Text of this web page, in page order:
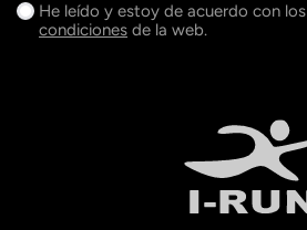
He leído y estoy de acuerdo con los
condiciones de la web.